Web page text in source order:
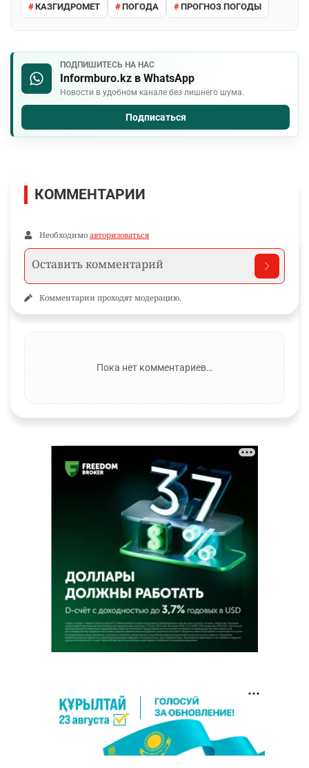
КАЗГИДРОМЕТ ПОГОДА ПРОГНОЗ ПОГОДЫ
ПОДПИШИТЕСЬ НА НАС
Informburo.kz в WhatsApp
Новости в удобном канале без лишнего шума.
Подписаться
КОММЕНТАРИИ
Необходимо авторизоваться
Комментарии проходят модерацию.
Пока нет комментариев…